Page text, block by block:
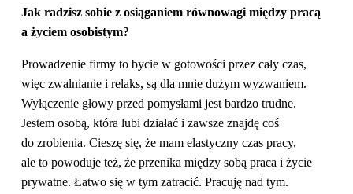
Jak radzisz sobie z osiąganiem równowagi między pracą
a życiem osobistym?
Prowadzenie firmy to bycie w gotowości przez cały czas,
więc zwalnianie i relaks, są dla mnie dużym wyzwaniem.
Wyłączenie głowy przed pomysłami jest bardzo trudne.
Jestem osobą, która lubi działać i zawsze znajdę coś
do zrobienia. Cieszę się, że mam elastyczny czas pracy,
ale to powoduje też, że przenika między sobą praca i życie
prywatne. Łatwo się w tym zatracić. Pracuję nad tym.